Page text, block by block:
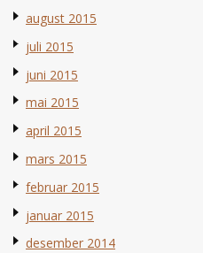
august 2015
juli 2015
juni 2015
mai 2015
april 2015
mars 2015
februar 2015
januar 2015
desember 2014